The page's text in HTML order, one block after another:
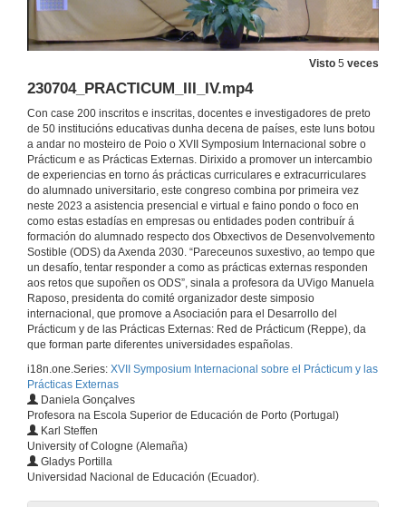
Visto 5 veces
230704_PRACTICUM_III_IV.mp4
Con case 200 inscritos e inscritas, docentes e investigadores de preto
de 50 institucións educativas dunha decena de países, este luns botou
a andar no mosteiro de Poio o XVII Symposium Internacional sobre o
Prácticum e as Prácticas Externas. Dirixido a promover un intercambio
de experiencias en torno ás prácticas curriculares e extracurriculares
do alumnado universitario, este congreso combina por primeira vez
neste 2023 a asistencia presencial e virtual e faino pondo o foco en
como estas estadías en empresas ou entidades poden contribuír á
formación do alumnado respecto dos Obxectivos de Desenvolvemento
Sostible (ODS) da Axenda 2030. “Pareceunos suxestivo, ao tempo que
un desafío, tentar responder a como as prácticas externas responden
aos retos que supoñen os ODS”, sinala a profesora da UVigo Manuela
Raposo, presidenta do comité organizador deste simposio
internacional, que promove a Asociación para el Desarrollo del
Prácticum y de las Prácticas Externas: Red de Prácticum (Reppe), da
que forman parte diferentes universidades españolas.
i18n.one.Series: XVII Symposium Internacional sobre el Prácticum y las
Prácticas Externas
Daniela Gonçalves
Profesora na Escola Superior de Educación de Porto (Portugal)
Karl Steffen
University of Cologne (Alemaña)
Gladys Portilla
Universidad Nacional de Educación (Ecuador).
Un estudio comparativo internacional sobre el prácticum en EEUU, Corea y España
Un estudo comparativo internacional sobre o prácticum en EEUU, Corea e España. Quenda de cuestións
4 de xul. de 2023
Universia: desenvolvemento do talento novo. Presentación de Beatriz Sevillano
4 de xul. de 2023
Universia: desenvolvemento do talento novo.
4 de xul. de 2023
Universia: desenvolvemento do talento novo. Quenda de cuestións
Intervención de Daniela Gonçalves
4 de xul. de 2023